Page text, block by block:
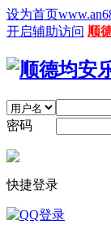
设为首页
开启辅助访问 顺
密码
快捷登录